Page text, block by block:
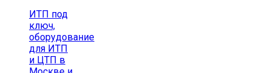
ИТП под
ключ,
оборудование
для ИТП
и ЦТП в